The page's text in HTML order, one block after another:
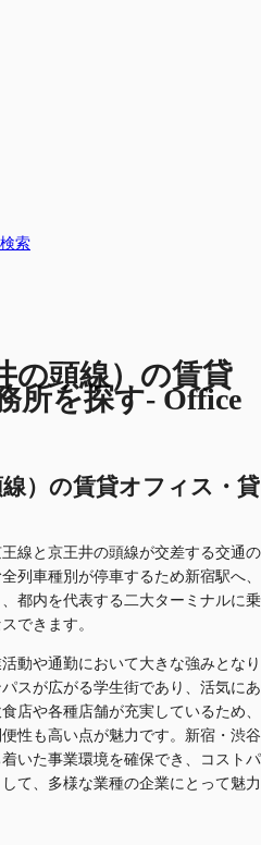
索
の頭線）の賃貸
所を探す- Office
）の賃貸オフィス・貸
線と京王井の頭線が交差する交通の
列車種別が停車するため新宿駅へ、
都内を代表する二大ターミナルに乗
できます。
動や通勤において大きな強みとなり
スが広がる学生街であり、活気にあ
店や各種店舗が充実しているため、
性も高い点が魅力です。新宿・渋谷
いた事業環境を確保でき、コストパ
て、多様な業種の企業にとって魅力